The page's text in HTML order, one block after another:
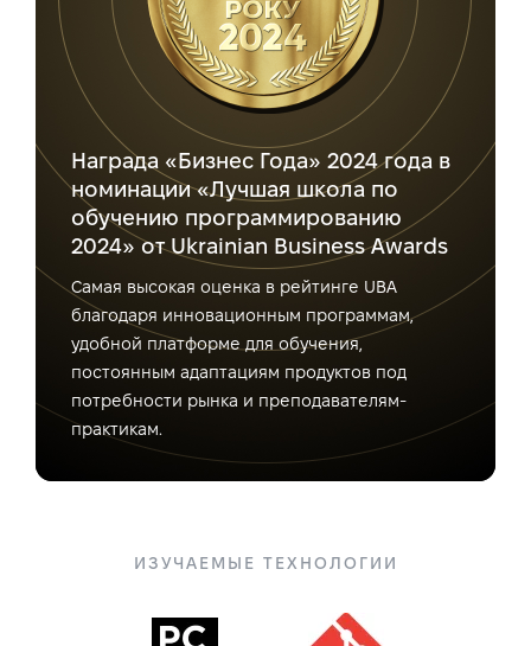
Награда «Бизнес Года» 2024 года в
номинации «Лучшая школа по
обучению программированию
2024» от Ukrainian Business Awards
Самая высокая оценка в рейтинге UBA
благодаря инновационным программам,
удобной платформе для обучения,
постоянным адаптациям продуктов под
потребности рынка и преподавателям-
практикам.
ИЗУЧАЕМЫЕ ТЕХНОЛОГИИ